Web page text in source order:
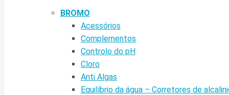
BROMO
Acessórios
Complementos
Controlo do pH
Cloro
Anti Algas
Equilíbrio da água – Corretores de